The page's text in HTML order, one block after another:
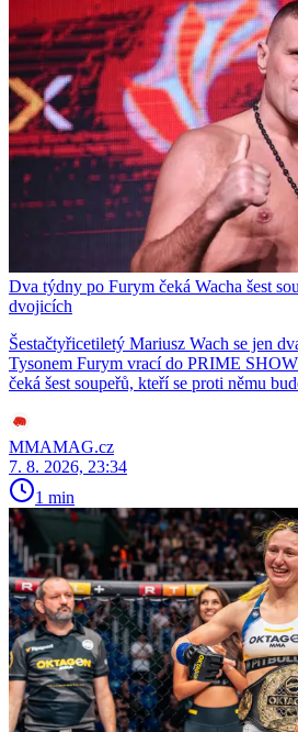
Dva týdny po Furym čeká Wacha šest
dvojicích
Šestačtyřicetiletý Mariusz Wach se jen
Tysonem Furym vrací do PRIME
čeká šest soupeřů, kteří se proti němu
MMAMAG.cz
7. 8. 2026, 23:34
1 min